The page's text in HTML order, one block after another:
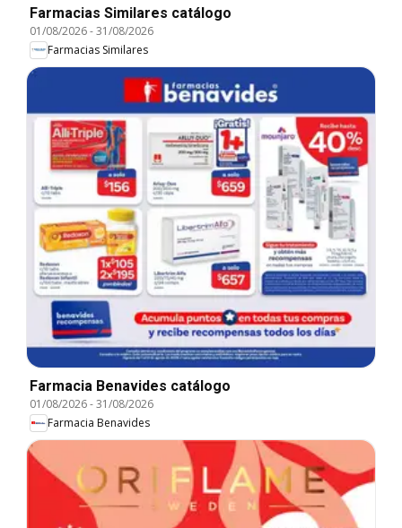
Farmacias Similares catálogo
01/08/2026-31/08/2026
Farmacias Similares
Farmacia Benavides catálogo
01/08/2026-31/08/2026
Farmacia Benavides